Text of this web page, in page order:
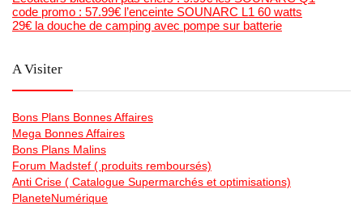
code promo : 57.99€ l’enceinte SOUNARC L1 60 watts
29€ la douche de camping avec pompe sur batterie
A Visiter
Bons Plans Bonnes Affaires
Mega Bonnes Affaires
Bons Plans Malins
Forum Madstef ( produits remboursés)
Anti Crise ( Catalogue Supermarchés et optimisations)
PlaneteNumérique